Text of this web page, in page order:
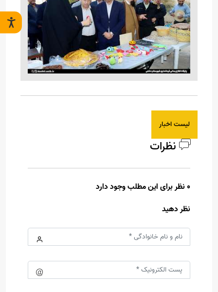
لیست اخبار
نظرات
0 نظر برای این مطلب وجود دارد
نظر دهید